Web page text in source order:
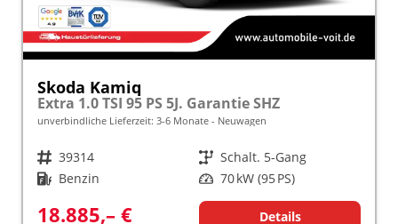
Skoda Kamiq
Extra 1.0 TSI 95 PS 5J. Garantie SHZ
unverbindliche Lieferzeit: 3-6 Monate Neuwagen
Fahrzeugnr. 39314 Getriebe Schalt. 5-Gang
Kraftstoff Benzin Leistung 70 kW (95 PS)
18.885,– € Details